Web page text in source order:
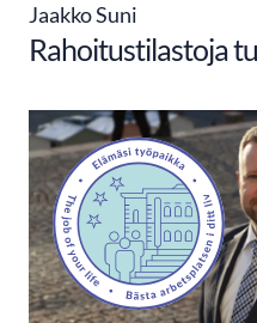
Jaakko Suni
Rahoitustilastoja